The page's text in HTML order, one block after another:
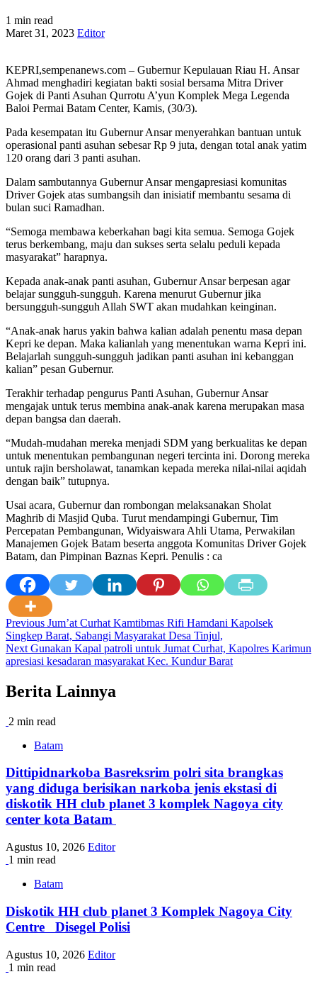
1 min read
Maret 31, 2023 Editor
KEPRI,sempenanews.com – Gubernur Kepulauan Riau H. Ansar
Ahmad menghadiri kegiatan bakti sosial bersama Mitra Driver
Gojek di Panti Asuhan Qurrotu A’yun Komplek Mega Legenda
Baloi Permai Batam Center, Kamis, (30/3).
Pada kesempatan itu Gubernur Ansar menyerahkan bantuan untuk
operasional panti asuhan sebesar Rp 9 juta, dengan total anak yatim
120 orang dari 3 panti asuhan.
Dalam sambutannya Gubernur Ansar mengapresiasi komunitas
Driver Gojek atas sumbangsih dan inisiatif membantu sesama di
bulan suci Ramadhan.
“Semoga membawa keberkahan bagi kita semua. Semoga Gojek
terus berkembang, maju dan sukses serta selalu peduli kepada
masyarakat” harapnya.
Kepada anak-anak panti asuhan, Gubernur Ansar berpesan agar
belajar sungguh-sungguh. Karena menurut Gubernur jika
bersungguh-sungguh Allah SWT akan mudahkan keinginan.
“Anak-anak harus yakin bahwa kalian adalah penentu masa depan
Kepri ke depan. Maka kalianlah yang menentukan warna Kepri ini.
Belajarlah sungguh-sungguh jadikan panti asuhan ini kebanggan
kalian” pesan Gubernur.
Terakhir terhadap pengurus Panti Asuhan, Gubernur Ansar
mengajak untuk terus membina anak-anak karena merupakan masa
depan bangsa dan daerah.
“Mudah-mudahan mereka menjadi SDM yang berkualitas ke depan
untuk menentukan pembangunan negeri tercinta ini. Dorong mereka
untuk rajin bersholawat, tanamkan kepada mereka nilai-nilai aqidah
dengan baik” tutupnya.
Usai acara, Gubernur dan rombongan melaksanakan Sholat
Maghrib di Masjid Quba. Turut mendampingi Gubernur, Tim
Percepatan Pembangunan, Widyaiswara Ahli Utama, Perwakilan
Manajemen Gojek Batam beserta anggota Komunitas Driver Gojek
Batam, dan Pimpinan Baznas Kepri. Penulis : ca
Post
navigation
Previous Jum’at Curhat Kamtibmas Rifi Hamdani Kapolsek
Singkep Barat, Sabangi Masyarakat Desa Tinjul,
Next Gunakan Kapal patroli untuk Jumat Curhat, Kapolres Karimun
apresiasi kesadaran masyarakat Kec. Kundur Barat
Berita Lainnya
2 min read
Batam
Dittipidnarkoba Basreksrim polri sita brangkas
yang diduga berisikan narkoba jenis ekstasi di
diskotik HH club planet 3 komplek Nagoya city
center kota Batam
Agustus 10, 2026 Editor
1 min read
Batam
Diskotik HH club planet 3 Komplek Nagoya City
Centre Disegel Polisi
Agustus 10, 2026 Editor
1 min read